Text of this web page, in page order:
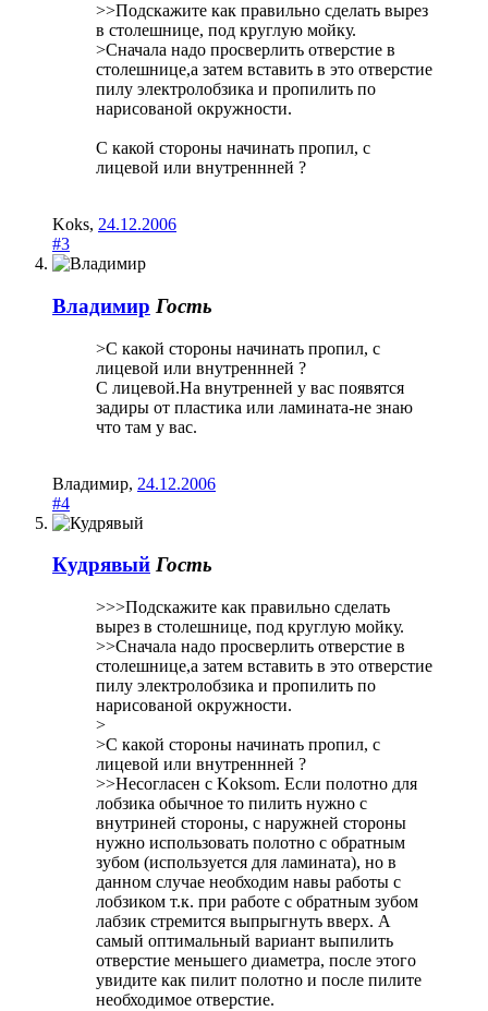
>>Подскажите как правильно сделать вырез
в столешнице, под круглую мойку.
>Сначала надо просверлить отверстие в
столешнице,а затем вставить в это отверстие
пилу электролобзика и пропилить по
нарисованой окружности.
C какой стороны начинать пропил, с
лицевой или внутреннней ?
Koks, 24.12.2006
#3
Владимир Гость
>C какой стороны начинать пропил, с
лицевой или внутреннней ?
С лицевой.На внутренней у вас появятся
задиры от пластика или ламината-не знаю
что там у вас.
Владимир, 24.12.2006
#4
Кудрявый Гость
>>>Подскажите как правильно сделать
вырез в столешнице, под круглую мойку.
>>Сначала надо просверлить отверстие в
столешнице,а затем вставить в это отверстие
пилу электролобзика и пропилить по
нарисованой окружности.
>
>C какой стороны начинать пропил, с
лицевой или внутреннней ?
>>Несогласен с Koksom. Если полотно для
лобзика обычное то пилить нужно с
внутриней стороны, с наружней стороны
нужно использовать полотно с обратным
зубом (используется для ламината), но в
данном случае необходим навы работы с
лобзиком т.к. при работе с обратным зубом
лабзик стремится выпрыгнуть вверх. А
самый оптимальный вариант выпилить
отверстие меньшего диаметра, после этого
увидите как пилит полотно и после пилите
необходимое отверстие.